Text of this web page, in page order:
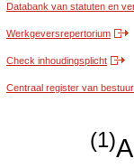
Databank van statuten en
Werkgeversrepertorium
Check inhoudingsplicht
Centraal register van
(1)